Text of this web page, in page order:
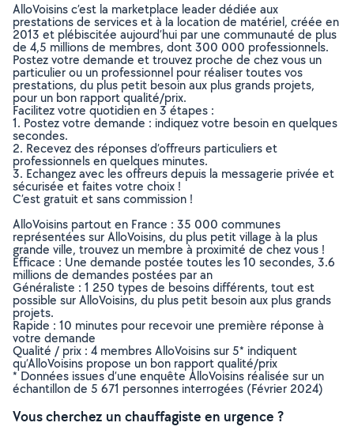
AlloVoisins c’est la marketplace leader dédiée aux
prestations de services et à la location de matériel, créée en
2013 et plébiscitée aujourd’hui par une communauté de plus
de 4,5 millions de membres, dont 300 000 professionnels.
Postez votre demande et trouvez proche de chez vous un
particulier ou un professionnel pour réaliser toutes vos
prestations, du plus petit besoin aux plus grands projets,
pour un bon rapport qualité/prix.
Facilitez votre quotidien en 3 étapes :
1. Postez votre demande : indiquez votre besoin en quelques
secondes.
2. Recevez des réponses d’offreurs particuliers et
professionnels en quelques minutes.
3. Echangez avec les offreurs depuis la messagerie privée et
sécurisée et faites votre choix !
C’est gratuit et sans commission !
AlloVoisins partout en France : 35 000 communes
représentées sur AlloVoisins, du plus petit village à la plus
grande ville, trouvez un membre à proximité de chez vous !
Efficace : Une demande postée toutes les 10 secondes, 3.6
millions de demandes postées par an
Généraliste : 1 250 types de besoins différents, tout est
possible sur AlloVoisins, du plus petit besoin aux plus grands
projets.
Rapide : 10 minutes pour recevoir une première réponse à
votre demande
Qualité / prix : 4 membres AlloVoisins sur 5* indiquent
qu’AlloVoisins propose un bon rapport qualité/prix
* Données issues d’une enquête AlloVoisins réalisée sur un
échantillon de 5 671 personnes interrogées (Février 2024)
Vous cherchez un chauffagiste en urgence ?